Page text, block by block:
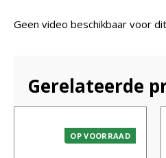
Geen video beschikbaar voor
Gerelateerde
OP VOORRAAD